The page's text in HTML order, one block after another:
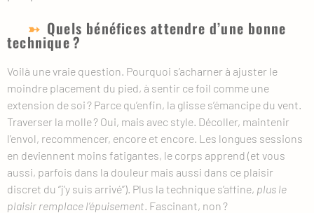
Quels bénéfices attendre d’une bonne
technique ?
Voilà une vraie question. Pourquoi s’acharner à ajuster le
moindre placement du pied, à sentir ce foil comme une
extension de soi ? Parce qu’enfin, la glisse s’émancipe du vent.
Traverser la molle ? Oui, mais avec style. Décoller, maintenir
l’envol, recommencer, encore et encore. Les longues sessions
en deviennent moins fatigantes, le corps apprend (et vous
aussi, parfois dans la douleur mais aussi dans ce plaisir
discret du “j’y suis arrivé”). Plus la technique s’affine, plus le
plaisir remplace l’épuisement . Fascinant, non ?